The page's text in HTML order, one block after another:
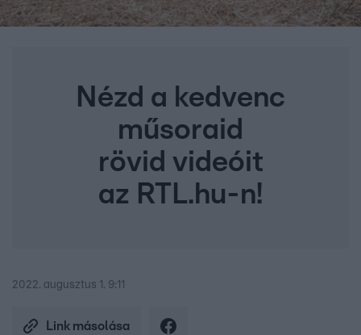
Nézd a kedvenc
műsoraid
rövid videóit
az RTL.hu-n!
2022. augusztus 1. 9:11
Link másolása